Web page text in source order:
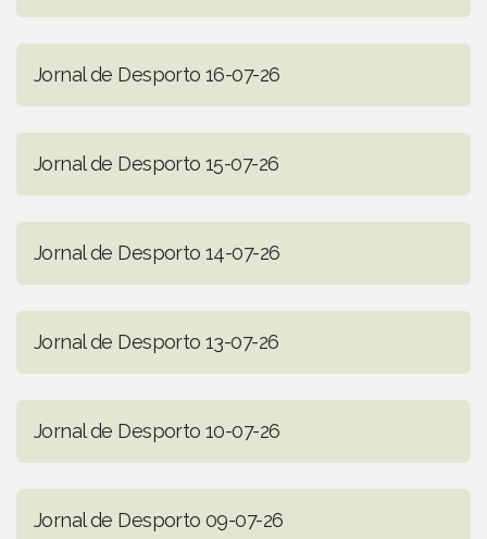
Jornal de Desporto 16-07-26
Jornal de Desporto 15-07-26
Jornal de Desporto 14-07-26
Jornal de Desporto 13-07-26
Jornal de Desporto 10-07-26
Jornal de Desporto 09-07-26